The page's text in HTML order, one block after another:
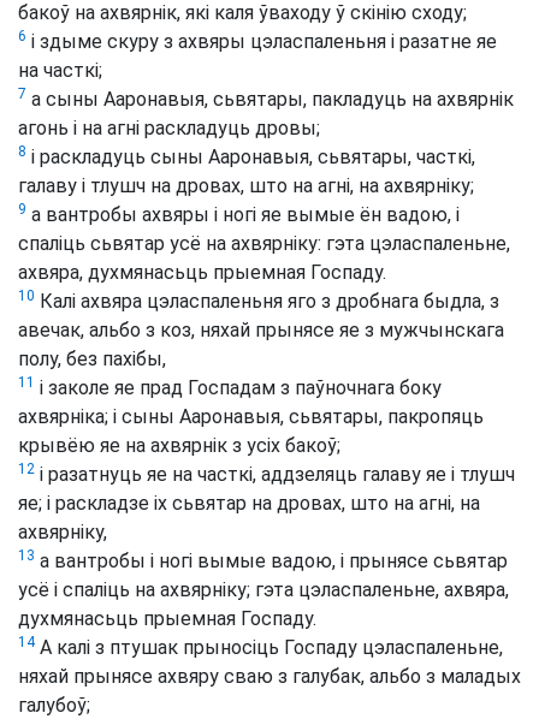
бакоў на ахвярнік, які каля ўваходу ў скінію сходу;
6 і здыме скуру з ахвяры цэласпаленьня і разатне яе
на часткі;
7 а сыны Ааронавыя, сьвятары, пакладуць на ахвярнік
агонь і на агні раскладуць дровы;
8 і раскладуць сыны Ааронавыя, сьвятары, часткі,
галаву і тлушч на дровах, што на агні, на ахвярніку;
9 а вантробы ахвяры і ногі яе вымые ён вадою, і
спаліць сьвятар усё на ахвярніку: гэта цэласпаленьне,
ахвяра, духмянасьць прыемная Госпаду.
10 Калі ахвяра цэласпаленьня яго з дробнага быдла, з
авечак, альбо з коз, няхай прынясе яе з мужчынскага
полу, без пахібы,
11 і заколе яе прад Госпадам з паўночнага боку
ахвярніка; і сыны Ааронавыя, сьвятары, пакропяць
крывёю яе на ахвярнік з усіх бакоў;
12 і разатнуць яе на часткі, аддзеляць галаву яе і тлушч
яе; і раскладзе іх сьвятар на дровах, што на агні, на
ахвярніку,
13 а вантробы і ногі вымые вадою, і прынясе сьвятар
усё і спаліць на ахвярніку; гэта цэласпаленьне, ахвяра,
духмянасьць прыемная Госпаду.
14А калі з птушак прыносіць Госпаду цэласпаленьне,
няхай прынясе ахвяру сваю з галубак, альбо з маладых
галубоў;